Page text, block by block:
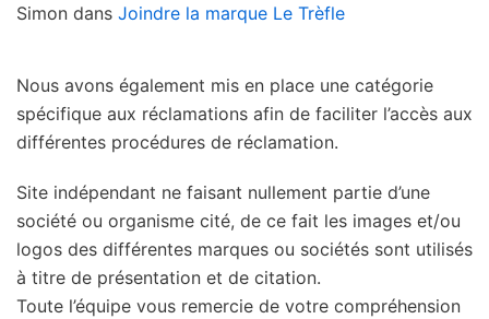
Simon dans Joindre la marque Le Trèfle
Nous avons également mis en place une catégorie
spécifique aux réclamations afin de faciliter l’accès aux
différentes procédures de réclamation.
Site indépendant ne faisant nullement partie d’une
société ou organisme cité, de ce fait les images et/ou
logos des différentes marques ou sociétés sont utilisés
à titre de présentation et de citation.
Toute l’équipe vous remercie de votre compréhension